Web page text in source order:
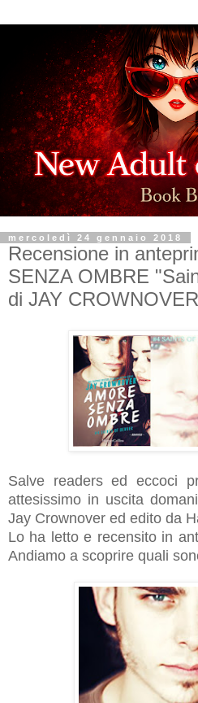
mercoledì 24 gennaio 2018
Recensione in
SENZA OMBRE
di JAY CROWNOVER
Salve readers ed eccoci
attesissimo in uscita
Jay Crownover ed edito da
Lo ha letto e recensito in
Andiamo a scoprire quali